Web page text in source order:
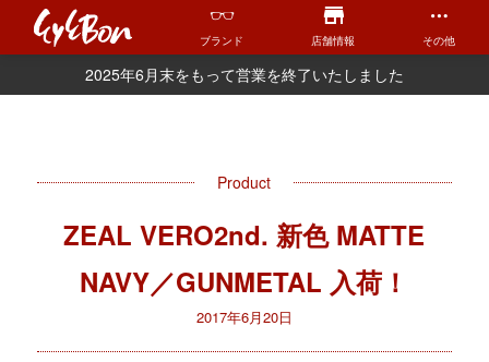
ブランド 店舗情報 その他
2025年6月末をもって営業を終了いたしました
Product
ZEAL VERO2nd. 新色 MATTE
NAVY／GUNMETAL 入荷！
2017年6月20日